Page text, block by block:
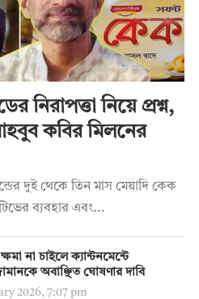
নিরাপত্তা নিয়ে প্রশ্ন,
কবির মিলনের
দুই থেকে তিন মাস মেয়াদি কেক
ব্যবহার এবং...
না চাইলে ক্যান্টনমেন্টে
অবাঞ্ছিত ঘোষণার দাবি
2026, 7:07 pm